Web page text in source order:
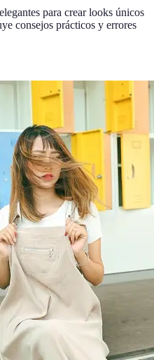
para crear looks únicos
consejos prácticos y errores